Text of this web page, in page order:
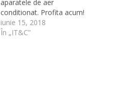
aparatele de aer
conditionat. Profita acum!
iunie 15, 2018
În „IT&C”